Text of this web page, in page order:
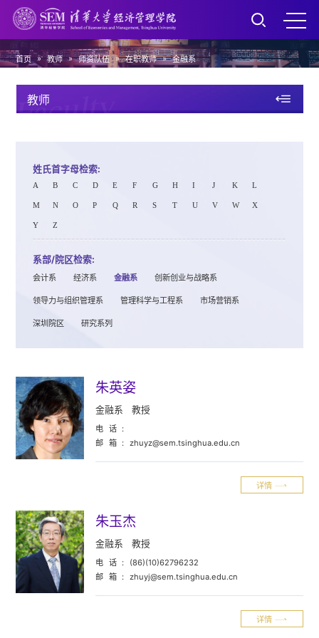
首页 » 教师 » 师资队伍 » 在职教师 » 金融系
教师
Faculty
姓氏首字母检索:
A B C D E F G H I J K L
M N O P Q R S T U V W X
Y Z
系部/院区检索:
会计系 经济系 金融系 创新创业与战略系
领导力与组织管理系 管理科学与工程系 市场营销系
深圳院区 研究系列
朱英姿
金融系 教授
电话:
邮箱:
zhuyz@sem.tsinghua.edu.cn
详情
朱玉杰
金融系 教授
电话:
(86)(10)62796232
邮箱:
zhuyj@sem.tsinghua.edu.cn
详情